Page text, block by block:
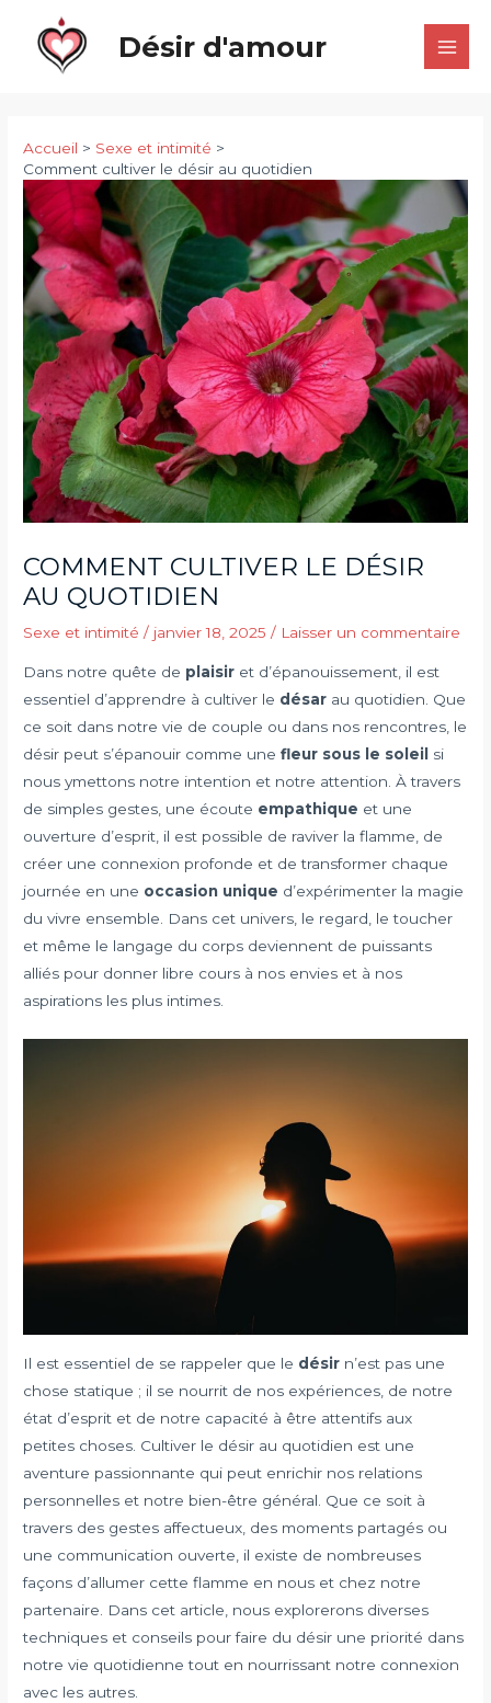
contenu
Désir d'amour
Main
Accueil
Sexe et intimité
Comment cultiver le désir au quotidien
COMMENT CULTIVER LE DÉSIR
AU QUOTIDIEN
Sexe et intimité / janvier 18, 2025/ Laisser un commentaire
Dans notre quête de plaisir et d’épanouissement, il est
essentiel d’apprendre à cultiver le désar au quotidien. Que
ce soit dans notre vie de couple ou dans nos rencontres, le
désir peut s’épanouir comme unefleur sous le soleil si
nous ymettons notre intention et notre attention. À travers
de simples gestes, une écoute empathique et une
ouverture d’esprit, il est possible de raviver la flamme, de
créer une connexion profonde et de transformer chaque
journée en une occasion unique d’expérimenter la magie
du vivre ensemble. Dans cet univers, le regard, le toucher
et même le langage du corps deviennent de puissants
alliés pour donner libre cours à nos envies et à nos
aspirations les plus intimes.
Il est essentiel de se rappeler que le désir n’est pas une
chose statique ; il se nourrit de nos expériences, de notre
état d’esprit et de notre capacité à être attentifs aux
petites choses. Cultiver le désir au quotidien est une
aventure passionnante qui peut enrichir nos relations
personnelles et notre bien-être général. Que ce soit à
travers des gestes affectueux, des moments partagés ou
une communication ouverte, il existe de nombreuses
façons d’allumer cette flamme en nous et chez notre
partenaire. Dans cet article, nous explorerons diverses
techniques et conseils pour faire du désir une priorité dans
notre vie quotidienne tout en nourrissant notre connexion
avec les autres.